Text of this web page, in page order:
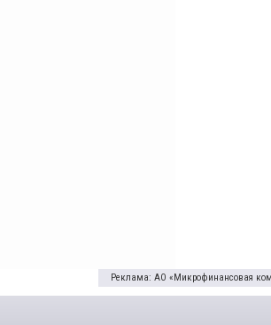
Реклама: АО «Микрофинансовая